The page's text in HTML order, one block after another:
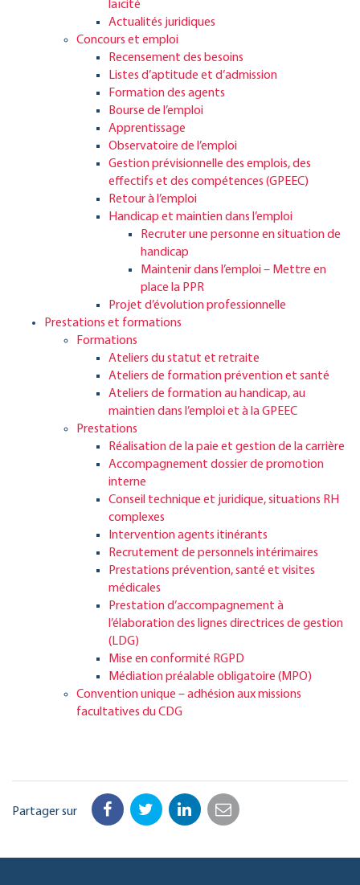
laïcité
Actualités juridiques
Concours et emploi
Recensement des besoins
Listes d’aptitude et d’admission
Formation des agents
Bourse de l’emploi
Apprentissage
Observatoire de l’emploi
Gestion prévisionnelle des emplois, des
effectifs et des compétences (GPEEC)
Retour à l’emploi
Handicap et maintien dans l’emploi
Recruter une personne en situation de
handicap
Maintenir dans l’emploi – Mettre en
place la PPR
Projet d’évolution professionnelle
Prestations et formations
Formations
Ateliers du statut et retraite
Ateliers de formation prévention et santé
Ateliers de formation au handicap, au
maintien dans l’emploi et à la GPEEC
Prestations
Réalisation de la paie et gestion de la carrière
Accompagnement dossier de promotion
interne
Conseil technique et juridique, situations RH
complexes
Intervention agents itinérants
Recrutement de personnels intérimaires
Prestations prévention, santé et visites
médicales
Prestation d’accompagnement à
l’élaboration des lignes directrices de gestion
(LDG)
Mise en conformité RGPD
Médiation préalable obligatoire (MPO)
Convention unique – adhésion aux missions
facultatives du CDG
Partager sur Facebook
TwitterLinkedIn
Email